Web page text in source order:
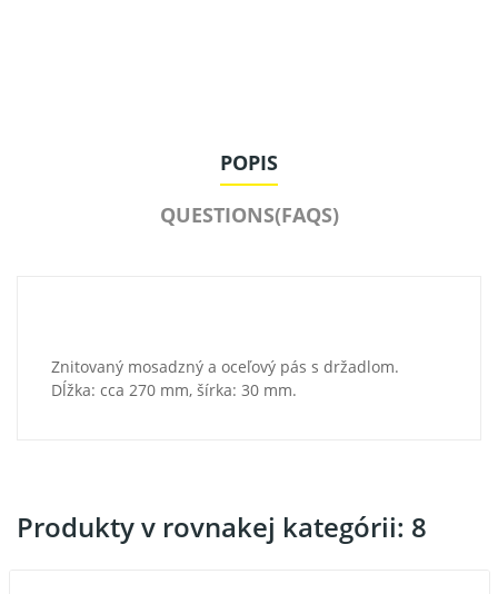
POPIS
QUESTIONS(FAQS)
Znitovaný mosadzný a oceľový pás s držadlom.
Dĺžka: cca 270 mm, šírka: 30 mm.
Produkty v rovnakej kategórii: 8